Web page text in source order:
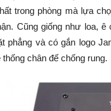
trong phòng mà lựa
Cũng giống như loa,
phẳng và có gắn logo
chân đế chống rung.